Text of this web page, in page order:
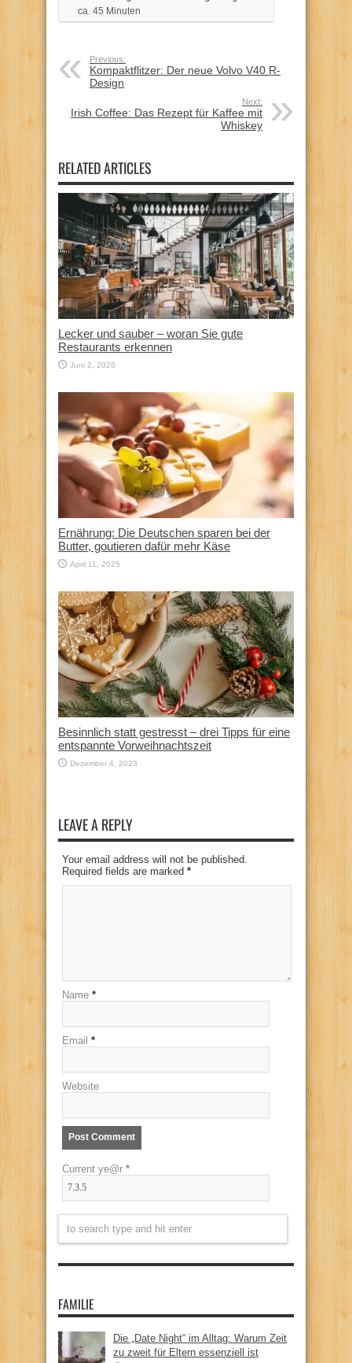
ca. 45 Minuten
Previous:
Kompaktflitzer: Der neue Volvo V40 R-
Design
Next:
Irish Coffee: Das Rezept für Kaffee mit
Whiskey
RELATED ARTICLES
Lecker und sauber – woran Sie gute
Restaurants erkennen
Juni 2, 2026
Ernährung: Die Deutschen sparen bei der
Butter, goutieren dafür mehr Käse
April 11, 2025
Besinnlich statt gestresst – drei Tipps für eine
entspannte Vorweihnachtszeit
Dezember 4, 2023
LEAVE A REPLY
Your email address will not be published.
Required fields are marked *
Name *
Email *
Website
Current ye@r *
FAMILIE
Die „Date Night“ im Alltag: Warum Zeit
zu zweit für Eltern essenziell ist